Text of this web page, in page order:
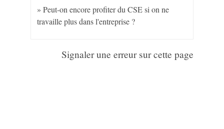
Peut-on encore profiter du CSE si on ne
travaille plus dans l'entreprise ?
Signaler une erreur sur cette page